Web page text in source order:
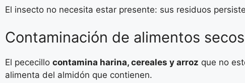
El insecto no necesita estar presente: sus residuos
Contaminación de alimentos
El pececillo contamina harina, cereales y arroz que no
alimenta del almidón que contienen.